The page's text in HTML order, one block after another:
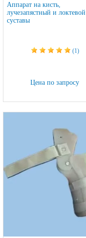
Аппарат на кисть,
лучезапястный и локтевой
суставы
(1)
Цена по запросу